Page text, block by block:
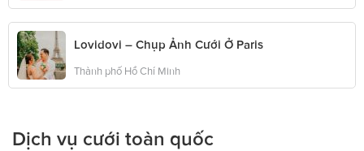
Lovidovi – Chụp Ảnh Cưới Ở Paris
Thành phố Hồ Chí Minh
Dịch vụ cưới toàn quốc